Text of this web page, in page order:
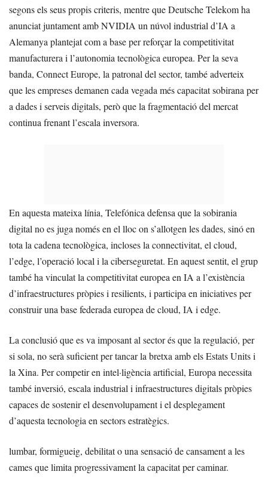
segons els seus propis criteris, mentre que Deutsche Telekom ha
anunciat juntament amb NVIDIA un núvol industrial d’IA a
Alemanya plantejat com a base per reforçar la competitivitat
manufacturera i l’autonomia tecnològica europea. Per la seva
banda, Connect Europe, la patronal del sector, també adverteix
que les empreses demanen cada vegada més capacitat sobirana per
a dades i serveis digitals, però que la fragmentació del mercat
continua frenant l’escala inversora.
En aquesta mateixa línia, Telefónica defensa que la sobirania
digital no es juga només en el lloc on s’allotgen les dades, sinó en
tota la cadena tecnològica, incloses la connectivitat, el cloud,
l’edge, l’operació local i la ciberseguretat. En aquest sentit, el grup
també ha vinculat la competitivitat europea en IA a l’existència
d’infraestructures pròpies i resilients, i participa en iniciatives per
construir una base federada europea de cloud, IA i edge.
La conclusió que es va imposant al sector és que la regulació, per
si sola, no serà suficient per tancar la bretxa amb els Estats Units i
la Xina. Per competir en intel·ligència artificial, Europa necessita
també inversió, escala industrial i infraestructures digitals pròpies
capaces de sostenir el desenvolupament i el desplegament
d’aquesta tecnologia en sectors estratègics.
lumbar, formigueig, debilitat o una sensació de cansament a les
cames que limita progressivament la capacitat per caminar.